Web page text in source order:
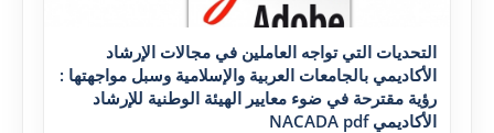
التحديات التي تواجه العاملين في مجالات الإرشاد
الأکاديمي بالجامعات العربية والإسلامية وسبل مواجهتها :
رؤية مقترحة في ضوء معايير الهيئة الوطنية للإرشاد
الأکاديمي NACADA pdf